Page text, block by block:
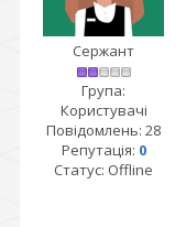
Сержант
Група:
Користувачі
Повідомлень: 28
Репутація: 0
Статус: Offline